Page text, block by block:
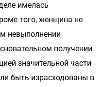
имелась
того, женщина не
невыполнении
получении
значительной части
быть израсходованы в